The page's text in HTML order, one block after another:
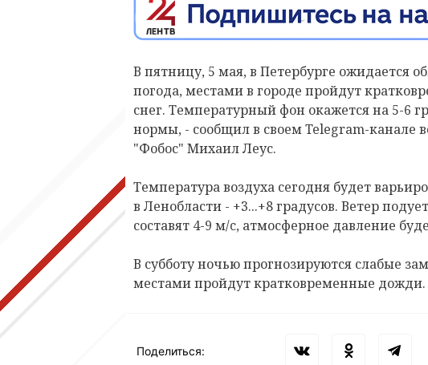
В пятницу, 5 мая, в Петербурге ожидается
погода, местами в городе пройдут
снег. Температурный фон окажется на 5-6
нормы, - сообщил в своем Telegram-канале
"Фобос" Михаил Леус.
Температура воздуха сегодня будет
в Ленобласти - +3...+8 градусов. Ветер
составят 4-9 м/c, атмосферное давление
В субботу ночью прогнозируются слабые
местами пройдут кратковременные дожди.
Поделиться: